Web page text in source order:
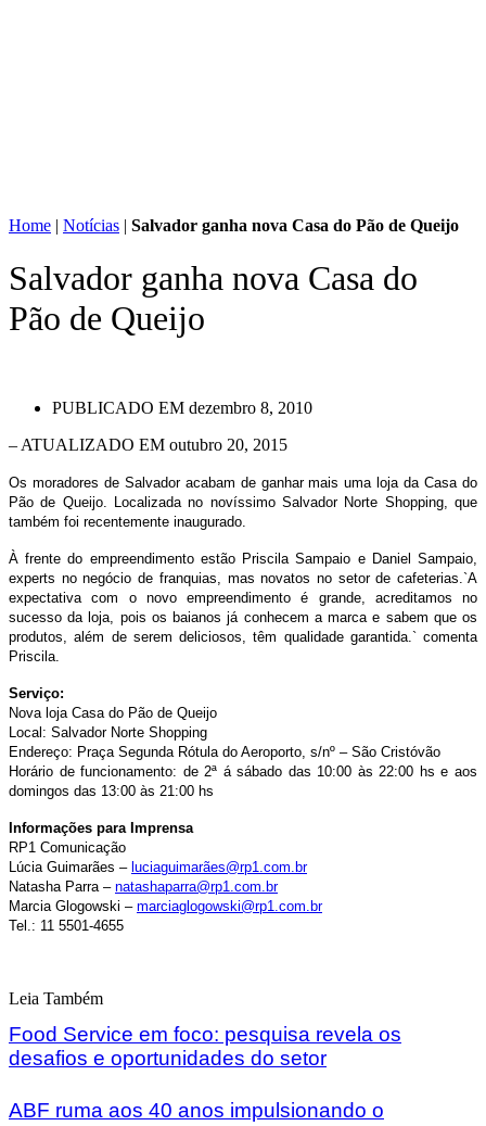
Home | Notícias | Salvador ganha nova Casa do Pão de Queijo
Salvador ganha nova Casa do
Pão de Queijo
PUBLICADO EM dezembro 8, 2010
– ATUALIZADO EM outubro 20, 2015
Os moradores de Salvador acabam de ganhar mais uma loja da Casa do
Pão de Queijo. Localizada no novíssimo Salvador Norte Shopping, que
também foi recentemente inaugurado.
À frente do empreendimento estão Priscila Sampaio e Daniel Sampaio,
experts no negócio de franquias, mas novatos no setor de cafeterias.`A
expectativa com o novo empreendimento é grande, acreditamos no
sucesso da loja, pois os baianos já conhecem a marca e sabem que os
produtos, além de serem deliciosos, têm qualidade garantida.` comenta
Priscila.
Serviço:
Nova loja Casa do Pão de Queijo
Local: Salvador Norte Shopping
Endereço: Praça Segunda Rótula do Aeroporto, s/nº – São Cristóvão
Horário de funcionamento: de 2ª á sábado das 10:00 às 22:00 hs e aos
domingos das 13:00 às 21:00 hs
Informações para Imprensa
RP1 Comunicação
Lúcia Guimarães – luciaguimarães@rp1.com.br
Natasha Parra – natashaparra@rp1.com.br
Marcia Glogowski – marciaglogowski@rp1.com.br
Tel.: 11 5501-4655
Leia Também
Food Service em foco: pesquisa revela os
desafios e oportunidades do setor
ABF ruma aos 40 anos impulsionando o